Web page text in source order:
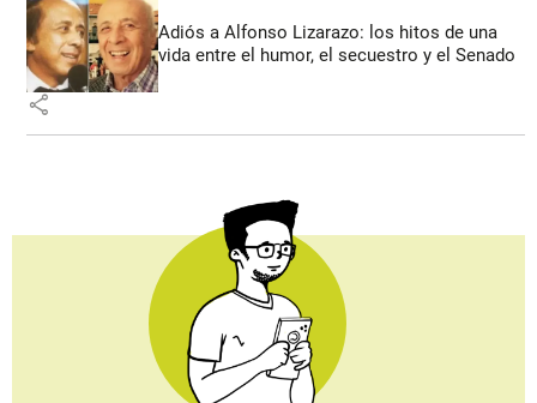
Adiós a Alfonso Lizarazo: los hitos de una
vida entre el humor, el secuestro y el Senado
share